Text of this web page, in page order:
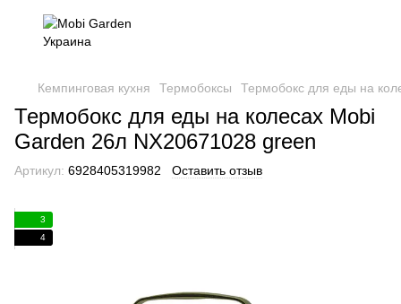
Кемпинговая кухня Термобоксы Термобокс для еды на
Термобокс для еды на колесах Mobi
Garden 26л NX20671028 green
Артикул: 6928405319982 Оставить отзыв
3
4